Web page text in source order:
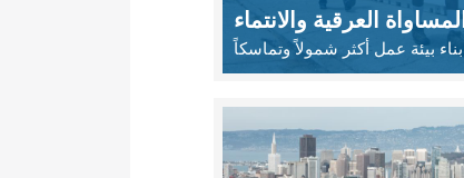
المساواة العرقية والانتماء
بناء بيئة عمل أكثر شمولاً وتماسكاً